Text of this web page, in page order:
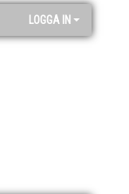
LOGGA IN